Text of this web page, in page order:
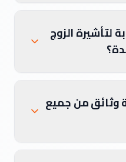
لتأشيرة الزوج
وثائق من جميع